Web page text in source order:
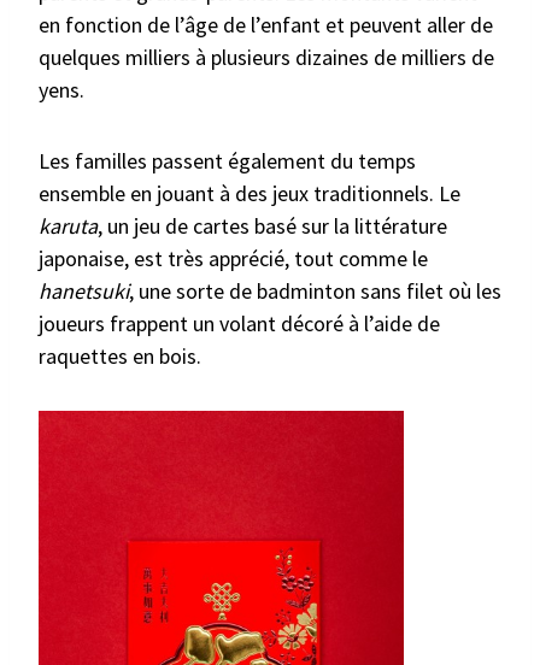
en fonction de l’âge de l’enfant et peuvent aller de
quelques milliers à plusieurs dizaines de milliers de
yens.
Les familles passent également du temps
ensemble en jouant à des jeux traditionnels. Le
karuta, un jeu de cartes basé sur la littérature
japonaise, est très apprécié, tout comme le
hanetsuki, une sorte de badminton sans filet où les
joueurs frappent un volant décoré à l’aide de
raquettes en bois.